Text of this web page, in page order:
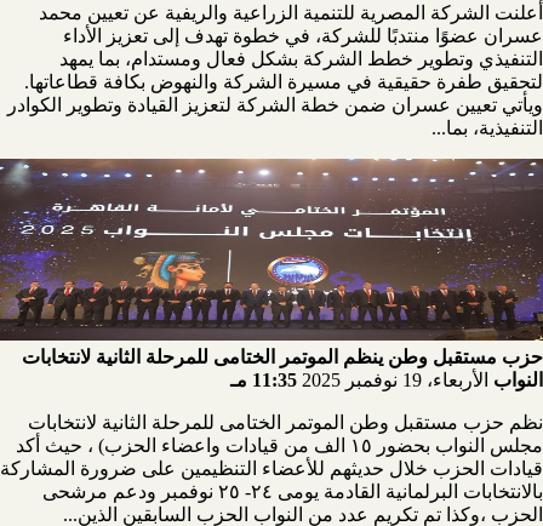
أعلنت الشركة المصرية للتنمية الزراعية والريفية عن تعيين محمد
عسران عضوًا منتدبًا للشركة، في خطوة تهدف إلى تعزيز الأداء
التنفيذي وتطوير خطط الشركة بشكل فعال ومستدام، بما يمهد
لتحقيق طفرة حقيقية في مسيرة الشركة والنهوض بكافة قطاعاتها.
ويأتي تعيين عسران ضمن خطة الشركة لتعزيز القيادة وتطوير الكوادر
التنفيذية، بما...
حزب مستقبل وطن ينظم الموتمر الختامى للمرحلة الثانية لانتخابات
النواب الأربعاء، 19 نوفمبر 2025 11:35 مـ
نظم حزب مستقبل وطن الموتمر الختامى للمرحلة الثانية لانتخابات
مجلس النواب بحضور ١٥ الف من قيادات واعضاء الحزب) ، حيث أكد
قيادات الحزب خلال حديثهم للأعضاء التنظيمين على ضرورة المشاركة
بالانتخابات البرلمانية القادمة يومى ٢٤- ٢٥ نوفمبر ودعم مرشحى
الحزب ،وكذا تم تكريم عدد من النواب الحزب السابقين الذين...